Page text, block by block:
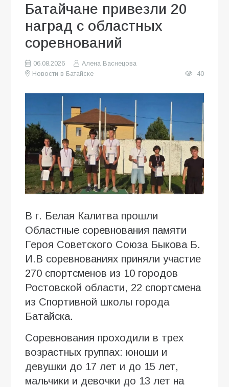
Батайчане привезли 20
наград с областных
соревнований
06.08.2026
Алена Васнецова
Новости в Батайске
40
В г. Белая Калитва прошли
Областные соревнования памяти
Героя Советского Союза Быкова Б.
И.В соревнованиях приняли участие
270 спортсменов из 10 городов
Ростовской области, 22 спортсмена
из Спортивной школы города
Батайска.
Соревнования проходили в трех
возрастных группах: юноши и
девушки до 17 лет и до 15 лет,
мальчики и девочки до 13 лет на